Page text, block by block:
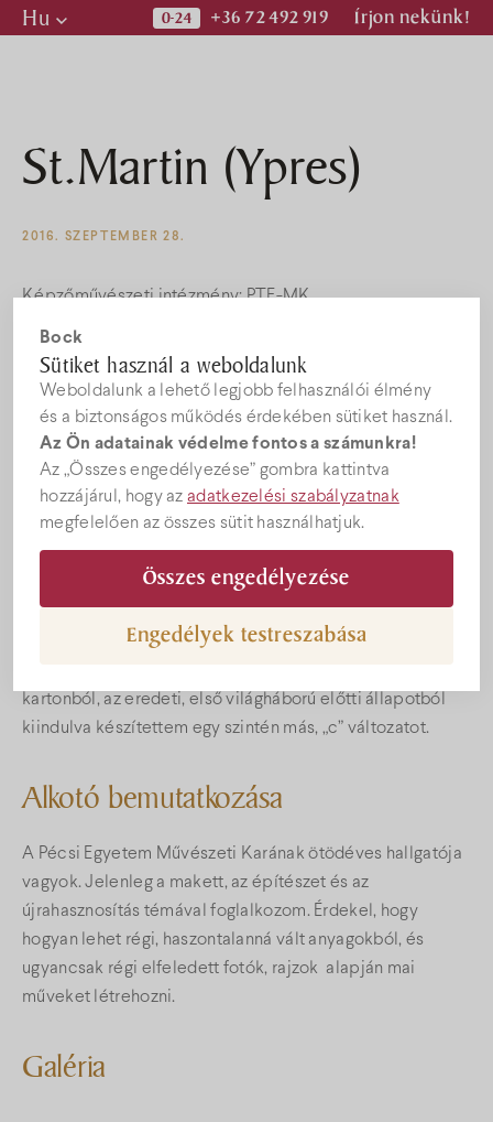
Bock
Sütiket használ a weboldalunk
Weboldalunk a lehető legjobb felhasználói élmény
és a biztonságos működés érdekében sütiket használ.
Az Ön adatainak védelme fontos a számunkra!
Az „Összes engedélyezése” gombra kattintva
hozzájárul, hogy azadatkezelési szabályzatnak
megfelelően az összes sütit használhatjuk.
Összes engedélyezése
Engedélyek testreszabása
De
Hu +36 72 492 919 Írjon nekünk!
St.Martin (Ypres)
2016. SZEPTEMBER 28.
Képzőművészeti intézmény: PTE-MK
Mű paraméterei
Méret: 83 x 91,5 cm
Súly: 1 kg
Mű bemutatása
A mű újrahasznosított kartonból készült relief. Az Ypres-i
rombolták. Később újjáépült, de a végeredmény más lett,
kartonból, az eredeti, első világháború előtti állapotból
kiindulva készítettem egy szintén más, „c” változatot.
Alkotó bemutatkozása
A Pécsi Egyetem Művészeti Karának ötödéves hallgatója
vagyok. Jelenleg a makett, az építészet és az
újrahasznosítás témával foglalkozom. Érdekel, hogy
hogyan lehet régi, haszontalanná vált anyagokból, és
ugyancsak régi elfeledett fotók, rajzok alapján mai
műveket létrehozni.
Galéria
Programok
Hírek
Állásajánlatok